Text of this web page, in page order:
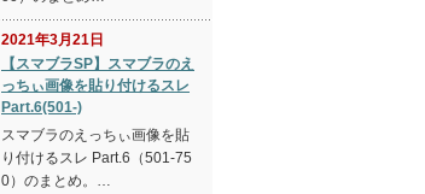
2021年3月21日
【スマブラSP】スマブラのえ
っちぃ画像を貼り付けるスレ
Part.6(501-)
スマブラのえっちぃ画像を貼
り付けるスレ Part.6（501-75
0）のまとめ。…